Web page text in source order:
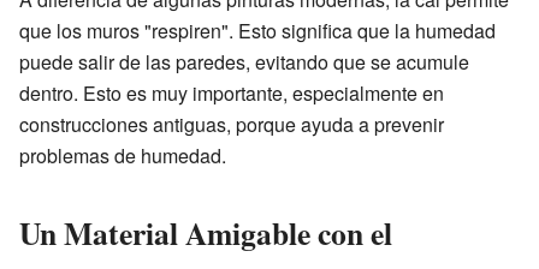
que los muros "respiren". Esto significa que la humedad
puede salir de las paredes, evitando que se acumule
dentro. Esto es muy importante, especialmente en
construcciones antiguas, porque ayuda a prevenir
problemas de humedad.
Un Material Amigable con el